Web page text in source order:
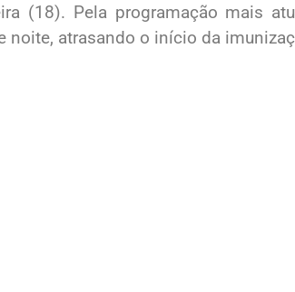
(18). Pela programação mais
noite, atrasando o início da